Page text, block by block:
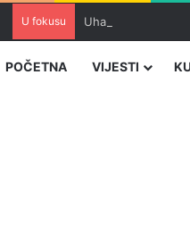
U fokusu Uhapšeni
POČETNA VIJESTI